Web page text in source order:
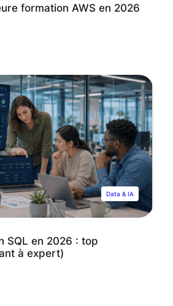
formation AWS en 2026
Data & IA
SQL en 2026 : top
à expert)